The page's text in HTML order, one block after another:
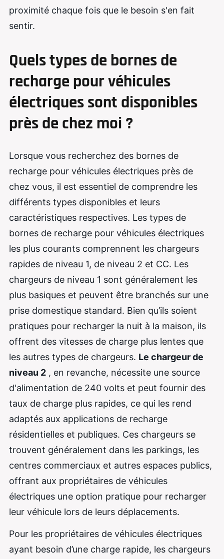
proximité chaque fois que le besoin s'en fait
sentir.
Quels types de bornes de
recharge pour véhicules
électriques sont disponibles
près de chez moi ?
Lorsque vous recherchez des bornes de
recharge pour véhicules électriques près de
chez vous, il est essentiel de comprendre les
différents types disponibles et leurs
caractéristiques respectives. Les types de
bornes de recharge pour véhicules électriques
les plus courants comprennent les chargeurs
rapides de niveau 1, de niveau 2 et CC. Les
chargeurs de niveau 1 sont généralement les
plus basiques et peuvent être branchés sur une
prise domestique standard. Bien qu’ils soient
pratiques pour recharger la nuit à la maison, ils
offrent des vitesses de charge plus lentes que
les autres types de chargeurs. Le chargeur de
niveau 2 , en revanche, nécessite une source
d'alimentation de 240 volts et peut fournir des
taux de charge plus rapides, ce qui les rend
adaptés aux applications de recharge
résidentielles et publiques. Ces chargeurs se
trouvent généralement dans les parkings, les
centres commerciaux et autres espaces publics,
offrant aux propriétaires de véhicules
électriques une option pratique pour recharger
leur véhicule lors de leurs déplacements.
Pour les propriétaires de véhicules électriques
ayant besoin d’une charge rapide, les chargeurs